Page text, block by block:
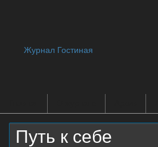
Журнал Гостиная
Путь к себе